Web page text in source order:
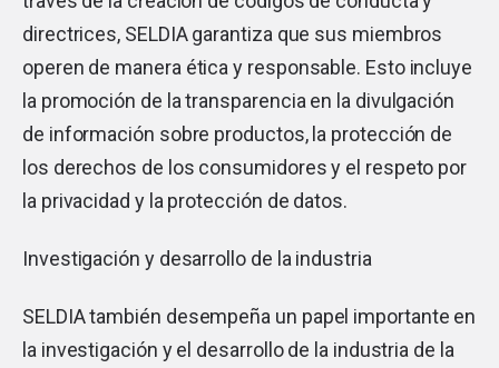
directrices, SELDIA garantiza que sus miembros
operen de manera ética y responsable. Esto incluye
la promoción de la transparencia en la divulgación
de información sobre productos, la protección de
los derechos de los consumidores y el respeto por
la privacidad y la protección de datos.
Investigación y desarrollo de la industria
SELDIA también desempeña un papel importante en
la investigación y el desarrollo de la industria de la